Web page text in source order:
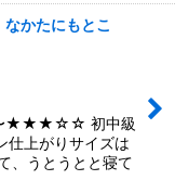
かたにもとこ
★★★☆☆ 初中級
上がりサイズは
、うとうとと寝て